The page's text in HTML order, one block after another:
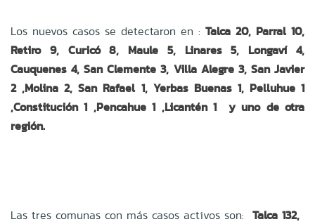
Los nuevos casos se detectaron en : Talca 20, Parral 10,
Retiro 9, Curicó 8, Maule 5, Linares 5, Longaví 4,
Cauquenes 4, San Clemente 3, Villa Alegre 3, San Javier
2 ,Molina 2, San Rafael 1, Yerbas Buenas 1, Pelluhue 1
,Constitución 1 ,Pencahue 1 ,Licantén 1 y uno de otra
región.
Las tres comunas con más casos activos son: Talca 132,